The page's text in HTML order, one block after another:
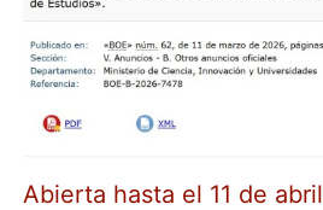
Abierta hasta el 11 de